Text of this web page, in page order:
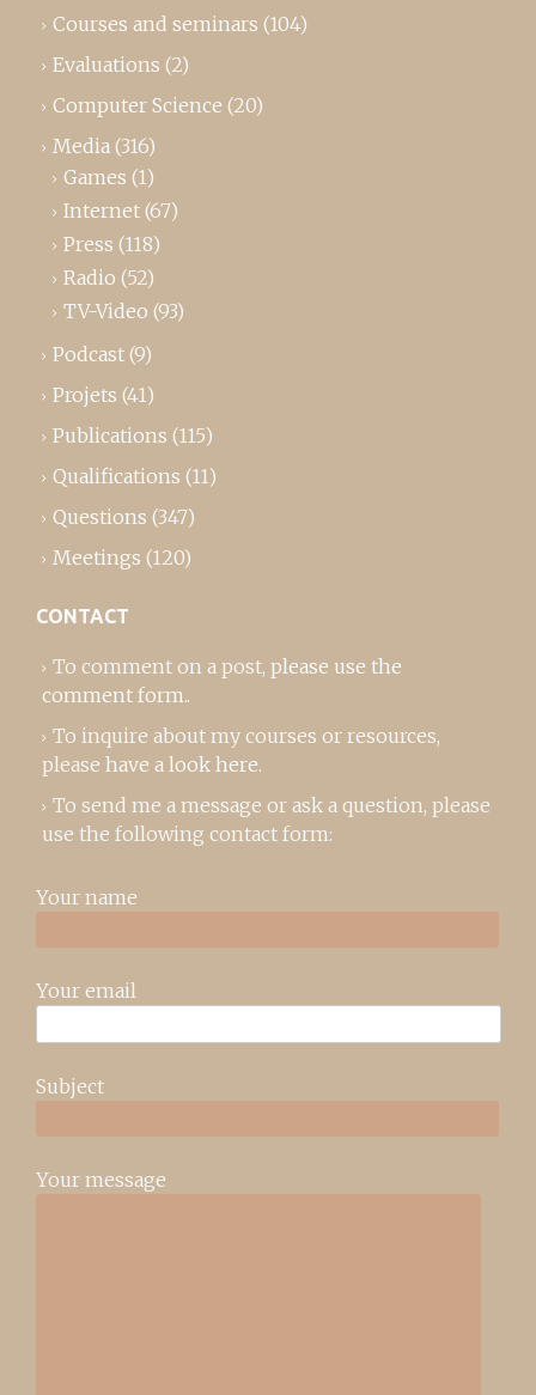
Courses and seminars (104)
Evaluations (2)
Computer Science (20)
Media (316)
Games (1)
Internet (67)
Press (118)
Radio (52)
TV-Video (93)
Podcast (9)
Projets (41)
Publications (115)
Qualifications (11)
Questions (347)
Meetings (120)
CONTACT
To comment on a post, please use the
comment form..
To inquire about my courses or resources,
please have a look here.
To send me a message or ask a question, please
use the following contact form:
Your name
Your email
Subject
Your message